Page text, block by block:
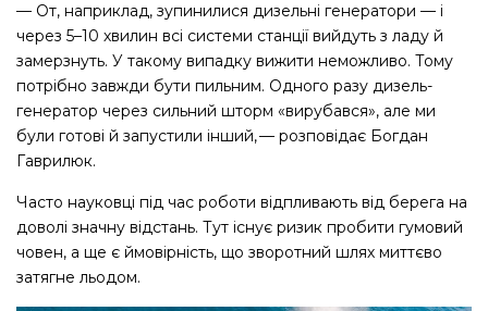
— От, наприклад, зупинилися дизельні генератори — ​і
через 5–10 хвилин всі системи станції вийдуть з ладу й
замерзнуть. У такому випадку вижити неможливо. Тому
потрібно завжди бути пильним. Одного разу дизель-
генератор через сильний шторм «вирубався», але ми
були готові й запустили інший, — ​розповідає Богдан
Гаврилюк.
Часто науковці під час роботи відпливають від берега на
доволі значну відстань. Тут існує ризик пробити гумовий
човен, а ще є ймовірність, що зворотний шлях миттєво
затягне льодом.